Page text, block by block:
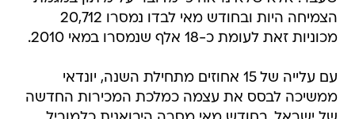
הצמיחה היות ובחודש מאי לבדו נמסרו 20,712
מכוניות זאת לעומת כ-18 אלף שנמסרו במאי 2010.
עם עלייה של 15 אחוזים מתחילת השנה, יונדאי
ממשיכה לבסס את עצמה כמלכת המכירות החדשה